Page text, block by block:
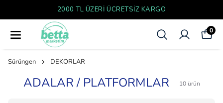
2000 TL ÜZERI ÜCRETSIZ KARGO
0
Sürüngen DEKORLAR
ADALAR / PLATFORMLAR 10 ürün